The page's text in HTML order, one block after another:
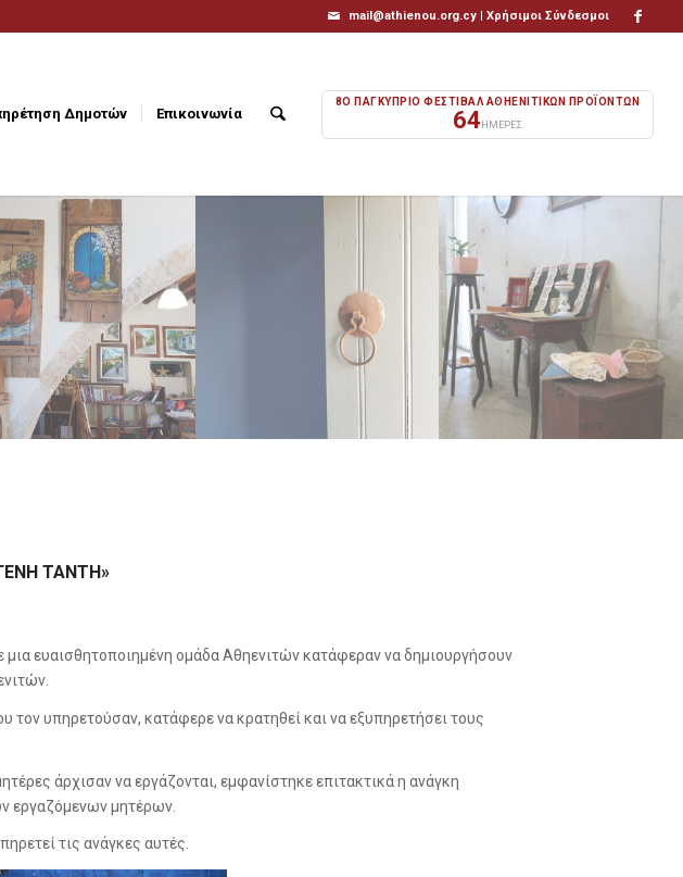
mail@athienou.org.cy |Χρήσιμοι Σύνδεσμοι
Δημοτών Επικοινωνία
8Ο ΠΑΓΚΥΠΡΙΟ ΦΕΣΤΙΒΑΛ ΑΘΗΕΝΙΤΙΚΩΝ ΠΡΟΪΟΝΤΩΝ
64 ΗΜΕΡΕΣ
ΤΑΝΤΗ»
ευαισθητοποιημένη ομάδα Αθηενιτών κατάφεραν να δημιουργήσουν
υπηρετούσαν, κατάφερε να κρατηθεί και να εξυπηρετήσει τους
άρχισαν να εργάζονται, εμφανίστηκε επιτακτικά η ανάγκη
εργαζόμενων μητέρων.
τις ανάγκες αυτές.